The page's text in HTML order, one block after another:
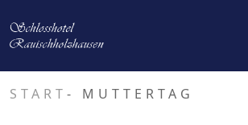
START - MUTTERTAG